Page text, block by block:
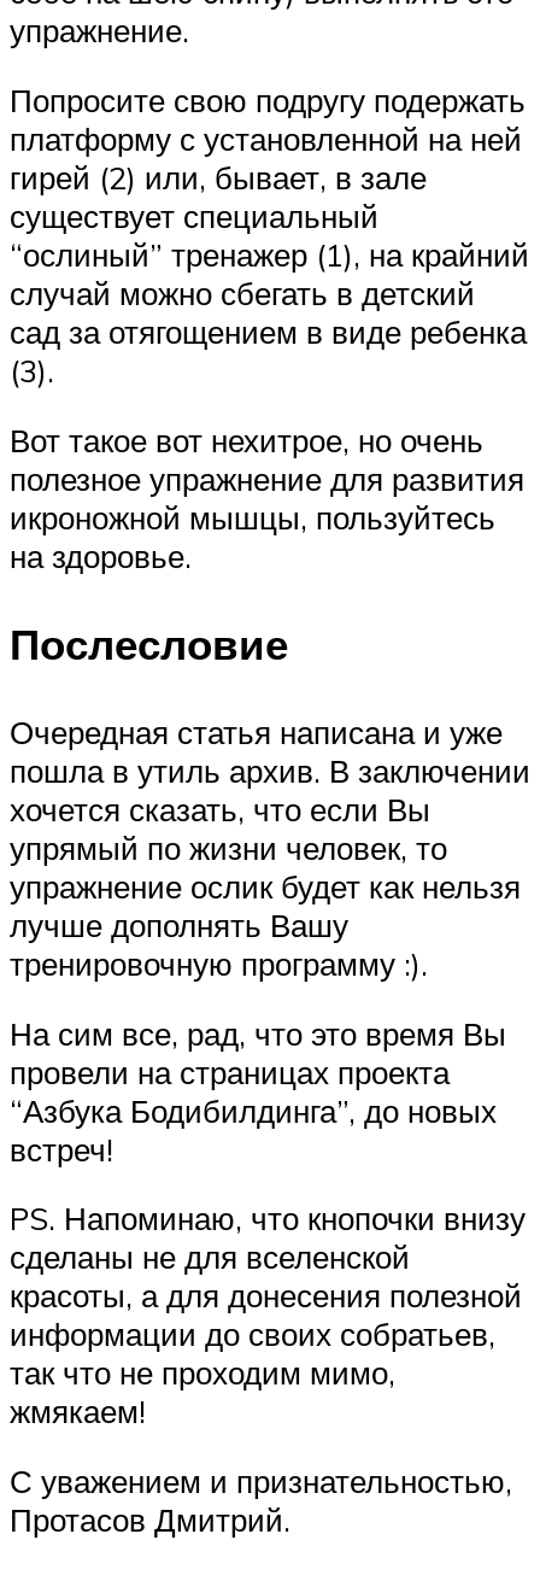
упражнение.
Попросите свою подругу подержать
платформу с установленной на ней
гирей (2) или, бывает, в зале
существует специальный
“ослиный” тренажер (1), на крайний
случай можно сбегать в детский
сад за отягощением в виде ребенка
(3).
Вот такое вот нехитрое, но очень
полезное упражнение для развития
икроножной мышцы, пользуйтесь
на здоровье.
Послесловие
Очередная статья написана и уже
пошла в утиль архив. В заключении
хочется сказать, что если Вы
упрямый по жизни человек, то
упражнение ослик будет как нельзя
лучше дополнять Вашу
тренировочную программу :).
На сим все, рад, что это время Вы
провели на страницах проекта
“Азбука Бодибилдинга”, до новых
встреч!
PS. Напоминаю, что кнопочки внизу
сделаны не для вселенской
красоты, а для донесения полезной
информации до своих собратьев,
так что не проходим мимо,
жмякаем!
С уважением и признательностью,
Протасов Дмитрий.